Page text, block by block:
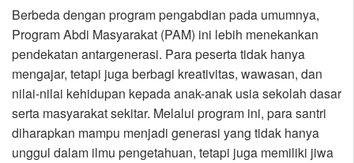
Berbeda dengan program pengabdian pada umumnya,
Program Abdi Masyarakat (PAM) ini lebih menekankan
pendekatan antargenerasi. Para peserta tidak hanya
mengajar, tetapi juga berbagi kreativitas, wawasan, dan
nilai-nilai kehidupan kepada anak-anak usia sekolah dasar
serta masyarakat sekitar. Melalui program ini, para santri
diharapkan mampu menjadi generasi yang tidak hanya
unggul dalam ilmu pengetahuan, tetapi juga memiliki jiwa